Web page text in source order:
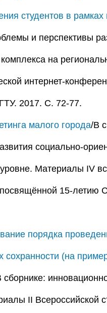
студентов в
и перспективы
комплекса на
интернет-
2017. С. 72-77.
малого города/В
социально-
Материалы IV
15-летию
порядка
сохранности (на
сборнике:
II Всероссийской